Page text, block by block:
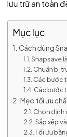
lưu trữ an toàn
Mục lục
Cách dùng
Snapsave
Chuẩn bị
Các bước
Các bước
Mẹo tối ưu
Chọn định
Sắp xếp
Tối ưu